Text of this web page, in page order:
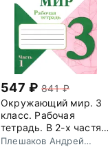
547
841
Окружающий мир. 3
класс. Рабочая
тетрадь. В 2-х частях.
Часть 1
Плешаков Андрей